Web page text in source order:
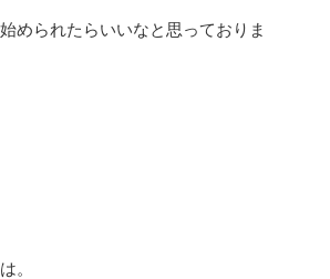
められたらいいなと思っておりま
。